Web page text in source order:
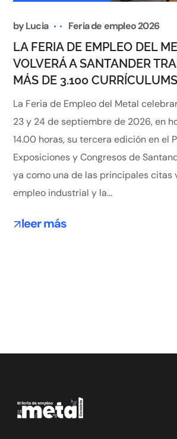
byLucia Feria de empleo 2026
LA FERIA DE EMPLEO DEL
VOLVERÁ A SANTANDER
MÁS DE 3.100
La Feria de Empleo del Metal
23 y 24 de septiembre de 2026, en
14.00 horas, su tercera edición en el
Exposiciones y Congresos de
ya como una de las principales citas
empleo industrial y la...
leer más